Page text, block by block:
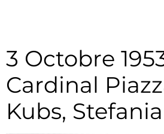
3 Octobre
Cardinal
Kubs,